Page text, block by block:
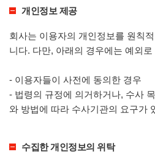
개인정보 제공
회사는 이용자의 개인정보를 원칙
니다. 다만, 아래의 경우에는 예외로
- 이용자들이 사전에 동의한 경우
- 법령의 규정에 의거하거나, 수사
와 방법에 따라 수사기관의 요구가
수집한 개인정보의 위탁